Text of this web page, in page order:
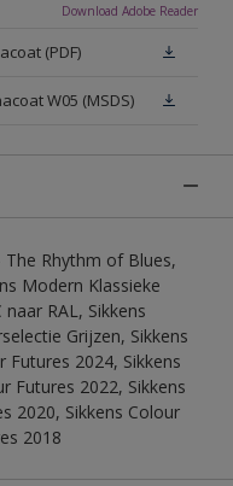
Download Adobe Reader
(PDF)
W05 (MSDS)
The Rhythm of Blues,
Modern Klassieke
naar RAL, Sikkens
Grijzen, Sikkens
Futures 2024, Sikkens
Futures 2022, Sikkens
2020, Sikkens Colour
2018